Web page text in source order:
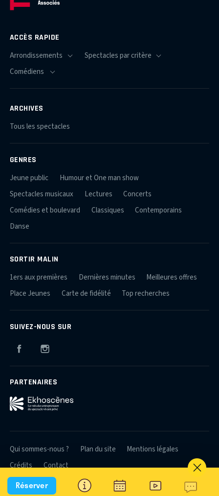
ACCÈS RAPIDE
ARCHIVES
Tous les spectacles
GENRES
Jeune public
Humour et One man show
Spectacles musicaux
Lectures
Concerts
Comédies et boulevard
Classiques
Contemporains
Danse
SORTIR MALIN
1ers aux premières Dernières minutes
Meilleures offres
Place Jeunes
Carte de fidélité Top recherches
SUIVEZ-NOUS SUR
Facebook
PARTENAIRES
© 2026 Théâtres et Producteurs Associés
Qui sommes-nous ? Plan du site
Mentions légales
Crédits
Contact
Réserver